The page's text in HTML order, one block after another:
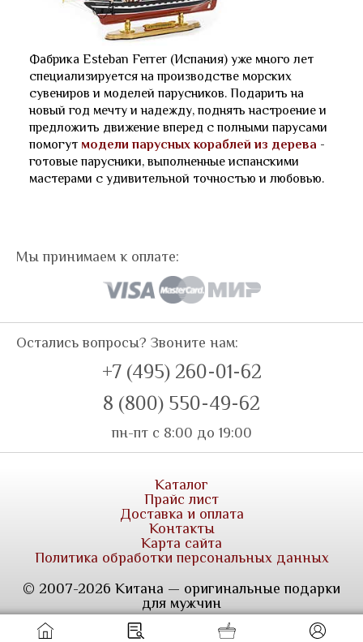
Фабрика Esteban Ferrer (Испания) уже много лет
специализируется на производстве морских
сувениров и моделей парусников. Подарить на
новый год мечту и надежду, поднять настроение и
предложить движение вперед с полными парусами
помогут модели парусных кораблей из дерева -
готовые парусники, выполненные испанскими
мастерами с удивительной точностью и любовью.
Мы принимаем к оплате:
Остались вопросы? Звоните нам:
+7 (495) 260-01-62
8 (800) 550-49-62
пн-пт с 8:00 до 19:00
Каталог
Прайс лист
Доставка и оплата
Контакты
Карта сайта
Политика обработки персональных данных
© 2007-2026 Китана — оригинальные подарки
для мужчин